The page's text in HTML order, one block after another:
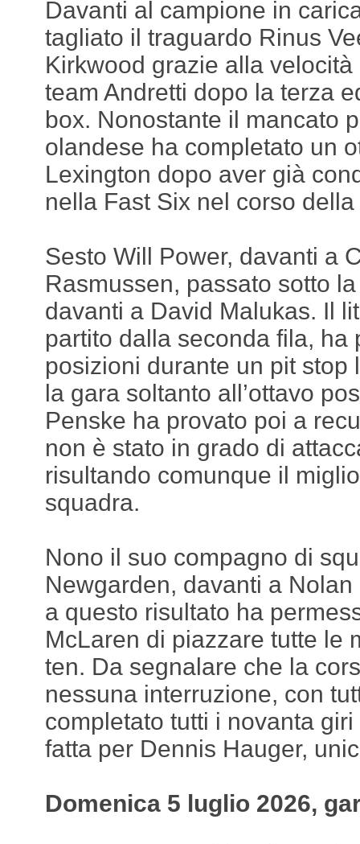
Davanti al campione in
tagliato il traguardo Rinus
Kirkwood grazie alla
team Andretti dopo la terza
box. Nonostante il mancato
olandese ha completato un
Lexington dopo aver già
nella Fast Six nel corso
Sesto Will Power, davanti a
Rasmussen, passato sotto
davanti a David Malukas. Il
partito dalla seconda fila, ha
posizioni durante un pit stop
la gara soltanto all’ottavo
Penske ha provato poi a
non è stato in grado di
risultando comunque il
squadra.
Nono il suo compagno di
Newgarden, davanti a
a questo risultato ha
McLaren di piazzare tutte le
ten. Da segnalare che la
nessuna interruzione, con
completato tutti i novanta
fatta per Dennis Hauger,
Domenica 5 luglio 2026,